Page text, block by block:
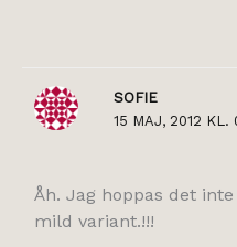
SOFIE
15 MAJ, 2012 KL.
Åh. Jag hoppas det
mild variant.!!!